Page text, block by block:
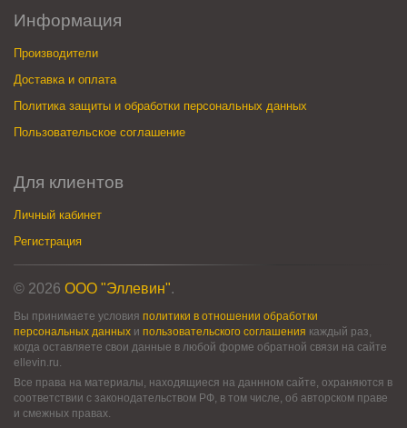
Информация
Производители
Доставка и оплата
Политика защиты и обработки персональных данных
Пользовательское соглашение
Для клиентов
Личный кабинет
Регистрация
© 2026 ООО "Эллевин".
Вы принимаете условия политики в отношении обработки
персональных данных и пользовательского соглашения каждый раз,
когда оставляете свои данные в любой форме обратной связи на сайте
ellevin.ru.
Все права на материалы, находящиеся на даннном сайте, охраняются в
соответствии с законодательством РФ, в том числе, об авторском праве
и смежных правах.